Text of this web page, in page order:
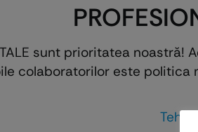
sunt prioritatea noastră!
colaboratorilor este politica